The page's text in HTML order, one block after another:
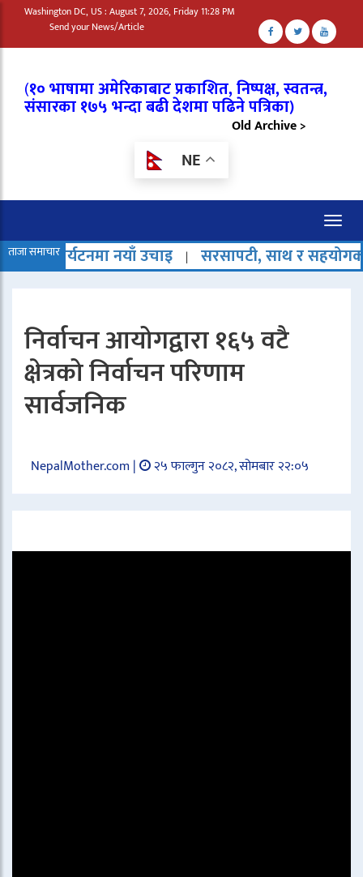
Washington DC, US : August 7, 2026, Friday 11:28 PM
Send your News/Article
(१० भाषामा अमेरिकाबाट प्रकाशित, निष्पक्ष, स्वतन्त्र,
संसारका १७५ भन्दा बढी देशमा पढिने पत्रिका)
Old Archive >
NE
ताजा समाचारनयाँ उचाइ | सरसापटी, साथ र सहयोगको अर्थ नै
निर्वाचन आयोगद्वारा १६५ वटै
क्षेत्रको निर्वाचन परिणाम
सार्वजनिक
NepalMother.com | २५ फाल्गुन २०८२, सोमबार २२:०५